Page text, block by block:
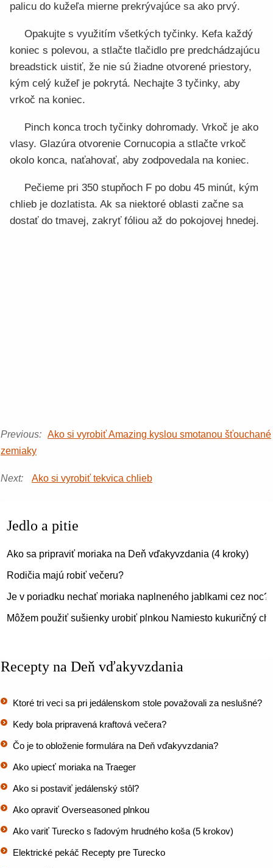
palicu do kužeľa mierne prekrývajúce sa ako prvý.
Opakujte s využitím všetkých tyčinky. Kefa každý
koniec s polevou, a stlačte tlačidlo pre predchádzajúcu
breadstick uistiť, že nie sú žiadne otvorené priestory,
kým celý kužeľ je pokrytá. Nechajte 3 tyčinky, aby
vrkoč na koniec.
Pinch konca troch tyčinky dohromady. Vrkoč je ako
vlasy. Glazúra otvorenie Cornucopia a stlačte vrkoč
okolo konca, naťahovať, aby zodpovedala na koniec.
Pečieme pri 350 stupňoch F po dobu 45 minút, kým
chlieb je dozlatista. Ak sa niektoré oblasti začne sa
dostať do tmavej, zakryť fóliou až do pokojovej hnedej.
Previous: Ako si vyrobiť Amazing kyslou smotanou šťouchané
zemiaky
Next: Ako si vyrobiť tekvica chlieb
Jedlo a pitie
Ako sa pripraviť moriaka na Deň vďakyvzdania (4 kroky)
Rodičia majú robiť večeru?
Je v poriadku nechať moriaka naplneného jablkami cez noc?
Môžem použiť sušienky urobiť plnkou Namiesto kukuričný
Recepty na Deň vďakyvzdania
Ktoré tri veci sa pri jedálenskom stole považovali za neslušné?
Kedy bola pripravená kraftová večera?
Čo je to obloženie formulára na Deň vďakyvzdania?
Ako upiecť moriaka na Traeger
Ako si postaviť jedálenský stôl?
Ako opraviť Overseasoned plnkou
Ako variť Turecko s ľadovým hrudného koša (5 krokov)
Elektrické pekáč Recepty pre Turecko